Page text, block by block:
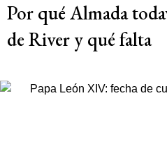
Por qué Almada
de River y qué falta